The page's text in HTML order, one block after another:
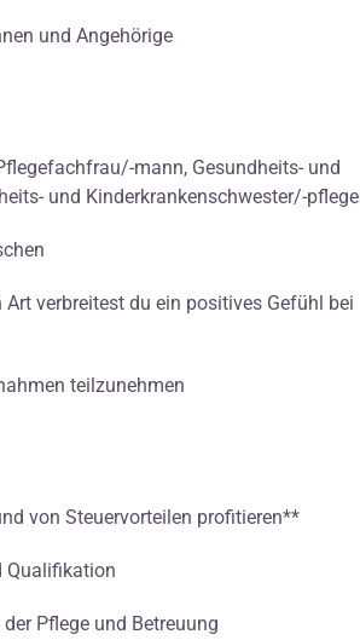
und Angehörige
mann, Gesundheits- und
und Kinderkrankenschwester/-
verbreitest du ein positives Gefühl bei
teilzunehmen
von Steuervorteilen profitieren**
Qualifikation
Pflege und Betreuung